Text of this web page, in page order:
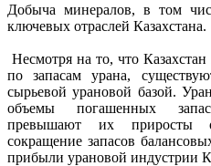
Добыча минералов, в том
ключевых отраслей Казахстана.
Несмотря на то, что
по запасам урана,
сырьевой урановой базой.
объемы погашенных
превышают их приросты
сокращение запасов
прибыли урановой индустрии